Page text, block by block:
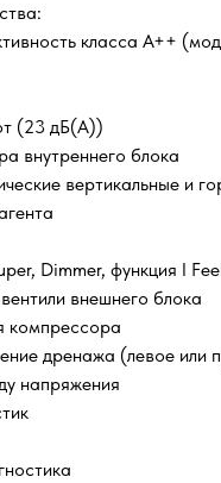
класса А++
(23 дБ(А))
внутреннего блока
вертикальные и
Dimmer, функция I
внешнего блока
компрессора
дренажа (левое или
напряжения